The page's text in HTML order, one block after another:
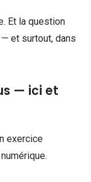
Et la question
— et surtout, dans
— ici et
exercice